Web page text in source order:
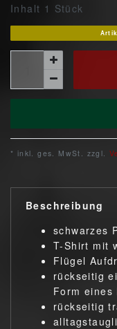
Inhalt 1 Stück
* inkl. ges. MwSt. zzgl.
Beschreibung
schwarzes
T-Shirt mit
Flügel
rückseitig
Form eines
rückseitig